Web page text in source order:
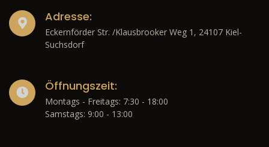
Adresse:
Eckernförder Str. /Klausbrooker Weg 1, 24107 Kiel-
Suchsdorf
Öffnungszeit:
Montags - Freitags: 7:30 - 18:00
Samstags: 9:00 - 13:00